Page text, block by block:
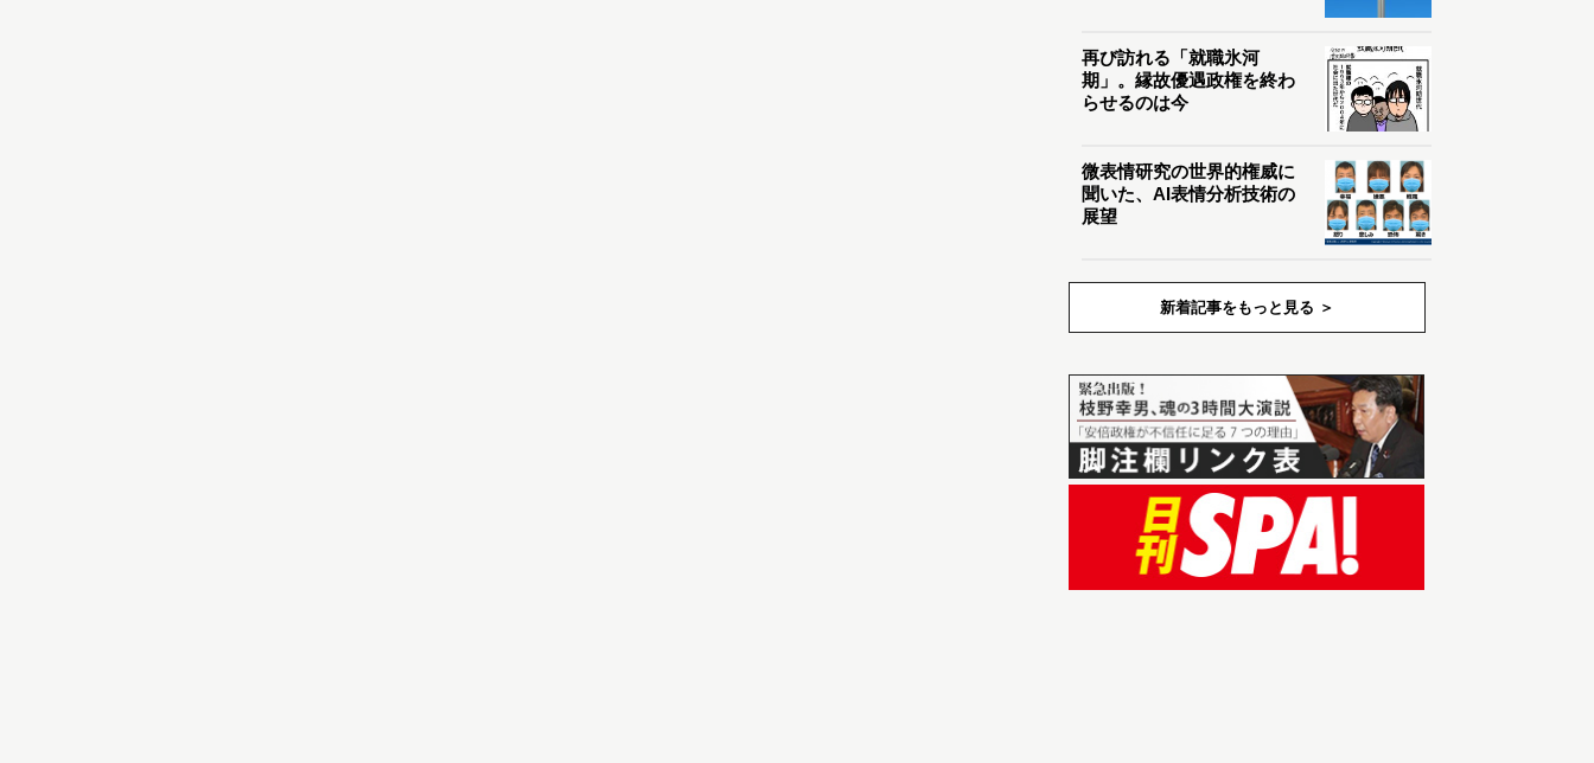
再び訪れる「就職氷河
期」。縁故優遇政権を終わ
らせるのは今
微表情研究の世界的権威に
聞いた、AI表情分析技術の
展望
新着記事をもっと見る